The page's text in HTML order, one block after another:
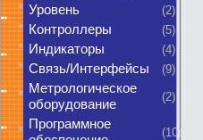
* Уровень (2)
* Контроллеры (5)
* Индикаторы (4)
* Связь/Интерфейсы (9)
* Метрологическое
оборудование
(2)
* Программное
(10)